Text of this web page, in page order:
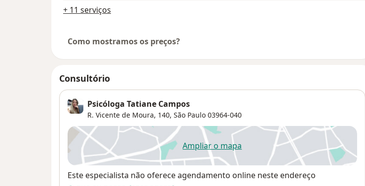
+ 11 serviços
Como mostramos os preços?
Consultório
Psicóloga Tatiane Campos
R. Vicente de Moura, 140, São Paulo 03964-040
Ampliar o mapaabre num novo separador
Disponibilidade
Este especialista não oferece agendamento online neste endereço